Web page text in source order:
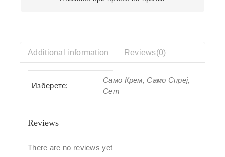
Additional information Reviews(0)
Изберете:
Само Крем, Само Спреј,
Сет
Reviews
There are no reviews yet